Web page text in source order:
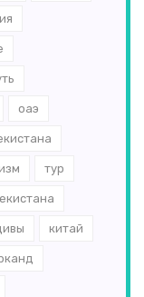
оаэ
тур
китай